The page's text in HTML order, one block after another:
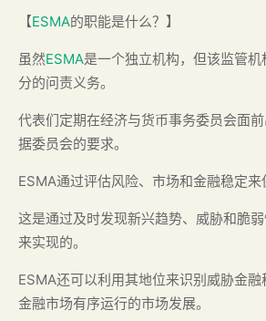
【ESMA的职能是什么？】
虽然ESMA是一个独立机构，但该监管
分的问责义务。
代表们定期在经济与货币事务委员会面
据委员会的要求。
ESMA通过评估风险、市场和金融稳定来
这是通过及时发现新兴趋势、威胁和脆
来实现的。
ESMA还可以利用其地位来识别威胁金
金融市场有序运行的市场发展。